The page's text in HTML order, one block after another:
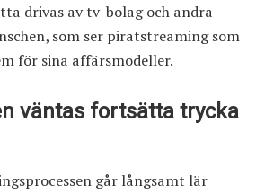
drivas av tv-bolag och andra
som ser piratstreaming som
för sina affärsmodeller.
väntas fortsätta trycka
går långsamt lär